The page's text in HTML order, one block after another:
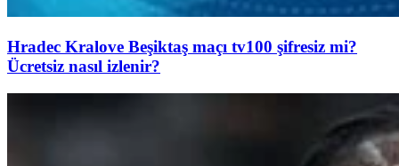
Hradec Kralove Beşiktaş maçı tv100 şifresiz mi?
Ücretsiz nasıl izlenir?